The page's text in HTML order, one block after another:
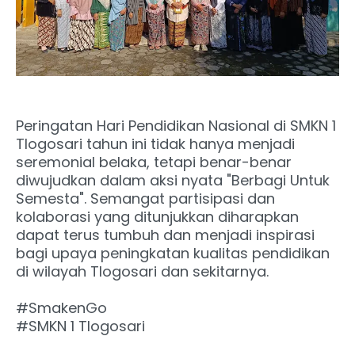
Peringatan Hari Pendidikan Nasional di SMKN 1
Tlogosari tahun ini tidak hanya menjadi
seremonial belaka, tetapi benar-benar
diwujudkan dalam aksi nyata "Berbagi Untuk
Semesta". Semangat partisipasi dan
kolaborasi yang ditunjukkan diharapkan
dapat terus tumbuh dan menjadi inspirasi
bagi upaya peningkatan kualitas pendidikan
di wilayah Tlogosari dan sekitarnya.
#SmakenGo
#SMKN 1 Tlogosari